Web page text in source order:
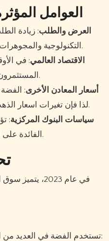
العوامل
العرض والطلب: زيادة
التكنولوجية والمجوهرات تؤثر بشكل كبير على السعر.
الاقتصاد العالمي: في
المستثمرون إلى شراء الفضة كملاذ آمن.
أسعار المعادن الأخرى: الفضة
لذا فإن تغيرات اسعار الذهب قد تؤثر على اسعار الفضة.
سياسات البنوك المركزية:
الفائدة على الطلب على الفضة كاستثمار.
في عام 2023،
تستخدم الفضة في العديد من التطبيقات الصناعية، بما في ذلك: